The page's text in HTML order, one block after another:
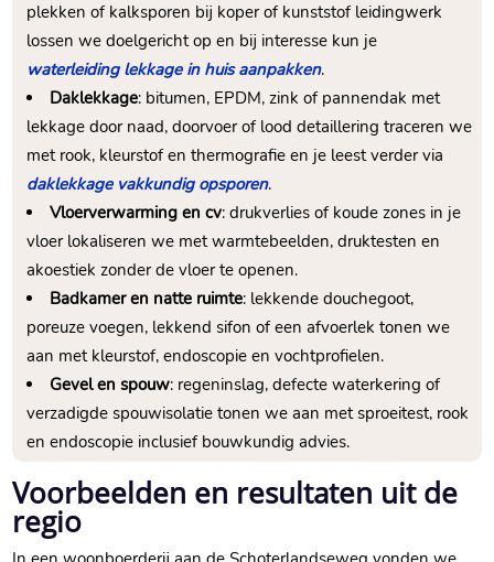
plekken of kalksporen bij koper of kunststof leidingwerk
lossen we doelgericht op en bij interesse kun je
waterleiding lekkage in huis aanpakken.
Daklekkage: bitumen, EPDM, zink of pannendak met
lekkage door naad, doorvoer of lood detaillering traceren we
met rook, kleurstof en thermografie en je leest verder via
daklekkage vakkundig opsporen.
Vloerverwarming en cv: drukverlies of koude zones in je
vloer lokaliseren we met warmtebeelden, druktesten en
akoestiek zonder de vloer te openen.
Badkamer en natte ruimte: lekkende douchegoot,
poreuze voegen, lekkend sifon of een afvoerlek tonen we
aan met kleurstof, endoscopie en vochtprofielen.
Gevel en spouw: regeninslag, defecte waterkering of
verzadigde spouwisolatie tonen we aan met sproeitest, rook
en endoscopie inclusief bouwkundig advies.
Voorbeelden en resultaten uit de
regio